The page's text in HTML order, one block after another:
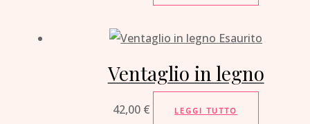
Esaurito
Ventaglio in legno
42,00 € LEGGI TUTTO